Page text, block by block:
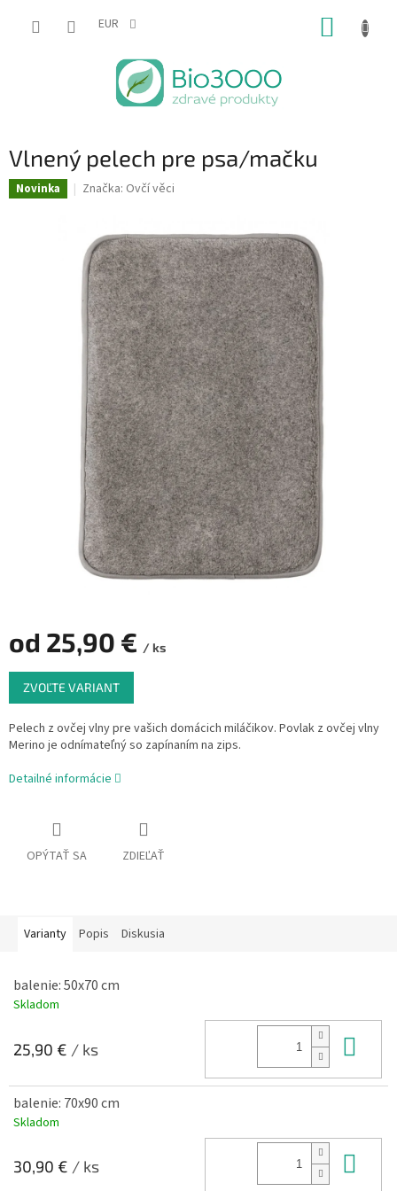
EUR
Vlnený pelech pre psa/mačku
Novinka Značka: Ovčí věci
od 25,90 € / ks
Jednotková
cena:
ZVOĽTE VARIANT
Pelech z ovčej vlny pre vašich domácich miláčikov. Povlak z ovčej vlny
Merino je odnímateľný so zapínaním na zips.
Detailné informácie
OPÝTAŤ SA ZDIEĽAŤ
Varianty Popis Diskusia
balenie: 50x70 cm
Skladom
25,90 € / ks
balenie: 70x90 cm
Skladom
30,90 € / ks